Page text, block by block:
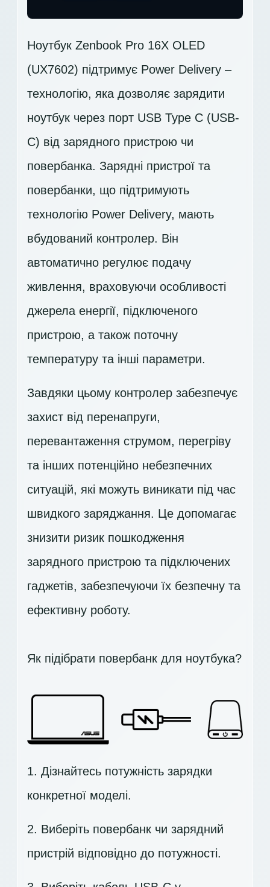
Ноутбук Zenbook Pro 16X OLED
(UX7602) підтримує Power Delivery –
технологію, яка дозволяє зарядити
ноутбук через порт USB Type C (USB-
C) від зарядного пристрою чи
повербанка. Зарядні пристрої та
повербанки, що підтримують
технологію Power Delivery, мають
вбудований контролер. Він
автоматично регулює подачу
живлення, враховуючи особливості
джерела енергії, підключеного
пристрою, а також поточну
температуру та інші параметри.
Завдяки цьому контролер забезпечує
захист від перенапруги,
перевантаження струмом, перегріву
та інших потенційно небезпечних
ситуацій, які можуть виникати під час
швидкого заряджання. Це допомагає
знизити ризик пошкодження
зарядного пристрою та підключених
гаджетів, забезпечуючи їх безпечну та
ефективну роботу.
Як підібрати повербанк для ноутбука?
1. Дізнайтесь потужність зарядки
конкретної моделі.
2. Виберіть повербанк чи зарядний
пристрій відповідно до потужності.